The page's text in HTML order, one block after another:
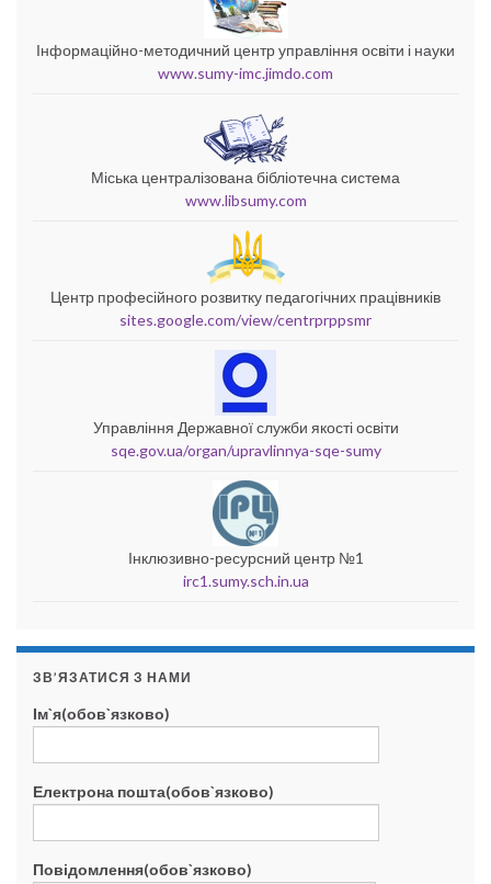
Інформаційно-методичний центр управління освіти і науки
www.sumy-imc.jimdo.com
Міська централізована бібліотечна система
www.libsumy.com
Центр професійного розвитку педагогічних працівників
sites.google.com/view/centrprppsmr
Управління Державної служби якості освіти
sqe.gov.ua/organ/upravlinnya-sqe-sumy
Інклюзивно-ресурсний центр №1
irc1.sumy.sch.in.ua
ЗВ’ЯЗАТИСЯ З НАМИ
Ім`я(обов`язково)
Електрона пошта(обов`язково)
Повідомлення(обов`язково)